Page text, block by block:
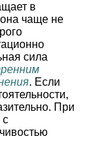
в
она чаще не
сила
. Если
При
с